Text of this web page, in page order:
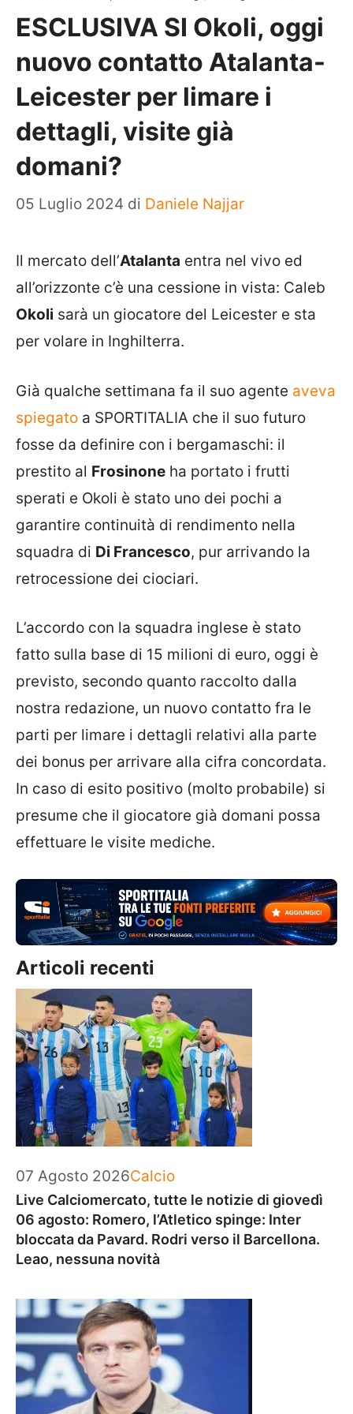
ESCLUSIVA SI Okoli, oggi
nuovo contatto Atalanta-
Leicester per limare i
dettagli, visite già
domani?
05 Luglio 2024 di Daniele Najjar
Il mercato dell’Atalanta entra nel vivo ed
all’orizzonte c’è una cessione in vista: Caleb
Okoli sarà un giocatore del Leicester e sta
per volare in Inghilterra.
Già qualche settimana fa il suo agente aveva
spiegato a SPORTITALIA che il suo futuro
fosse da definire con i bergamaschi: il
prestito al Frosinone ha portato i frutti
sperati e Okoli è stato uno dei pochi a
garantire continuità di rendimento nella
squadra di Di Francesco, pur arrivando la
retrocessione dei ciociari.
L’accordo con la squadra inglese è stato
fatto sulla base di 15 milioni di euro, oggi è
previsto, secondo quanto raccolto dalla
nostra redazione, un nuovo contatto fra le
parti per limare i dettagli relativi alla parte
dei bonus per arrivare alla cifra concordata.
In caso di esito positivo (molto probabile) si
presume che il giocatore già domani possa
effettuare le visite mediche.
Articoli recenti
07 Agosto 2026Categorie
Calcio
Live Calciomercato, tutte le notizie di giovedì
06 agosto: Romero, l’Atletico spinge: Inter
bloccata da Pavard. Rodri verso il Barcellona.
Leao, nessuna novità